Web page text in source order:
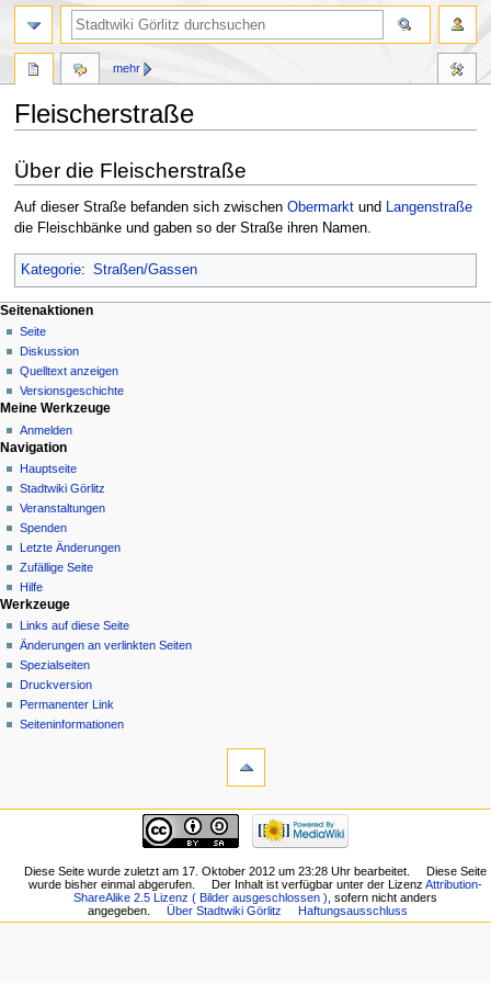
Fleischerstraße
Zur
Navigation
springen
Zur
Suche
springen
Über die Fleischerstraße
Auf dieser Straße befanden sich zwischen Obermarktund Langenstraße
die Fleischbänke und gaben so der Straße ihren Namen.
Kategorie: Straßen/Gassen
Seitenaktionen
Seite
Diskussion
Quelltext anzeigen
Versionsgeschichte
mehr
Meine Werkzeuge
Anmelden
Navigation
Hauptseite
Stadtwiki Görlitz
Veranstaltungen
Spenden
Letzte Änderungen
Zufällige Seite
Hilfe
Werkzeuge
Links auf diese Seite
Änderungen an verlinkten Seiten
Spezialseiten
Druckversion
Permanenter Link
Seiten­informationen
Diese Seite wurde zuletzt am 17. Oktober 2012 um 23:28 Uhr bearbeitet.
Diese Seite
wurde bisher einmal abgerufen.
Der Inhalt ist verfügbar unter der LizenzAttribution-
ShareAlike 2.5 Lizenz ( Bilder ausgeschlossen ) , sofern nicht anders
angegeben.
Über Stadtwiki Görlitz Haftungsausschluss